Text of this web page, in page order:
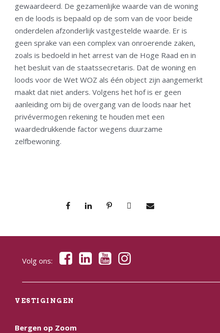
gewaardeerd. De gezamenlijke waarde van de woning
en de loods is bepaald op de som van de voor beide
onderdelen afzonderlijk vastgestelde waarde. Er is
geen sprake van een complex van onroerende zaken,
zoals is bedoeld in het arrest van de Hoge Raad en in
het besluit van de staatssecretaris. Dat de woning en
loods voor de Wet WOZ als één object zijn aangemerkt
maakt dat niet anders. Volgens het hof is er geen
aanleiding om bij de overgang van de loods naar het
privévermogen rekening te houden met een
waardedrukkende factor wegens duurzame
zelfbewoning.
Volg ons:
VESTIGINGEN
Bergen op Zoom